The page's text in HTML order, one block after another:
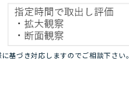
基づき対応しますのでご相談下さい。